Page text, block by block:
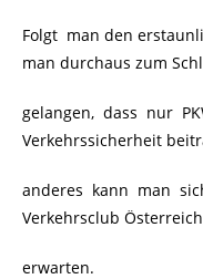
Folgt man den
man durchaus zum
gelangen, dass nur
Verkehrssicherheit
anderes kann man
Verkehrsclub
erwarten.